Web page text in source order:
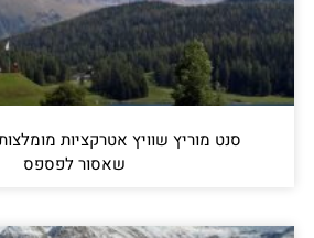
סנט מוריץ שוויץ אטרקציות
שאסור לפספס